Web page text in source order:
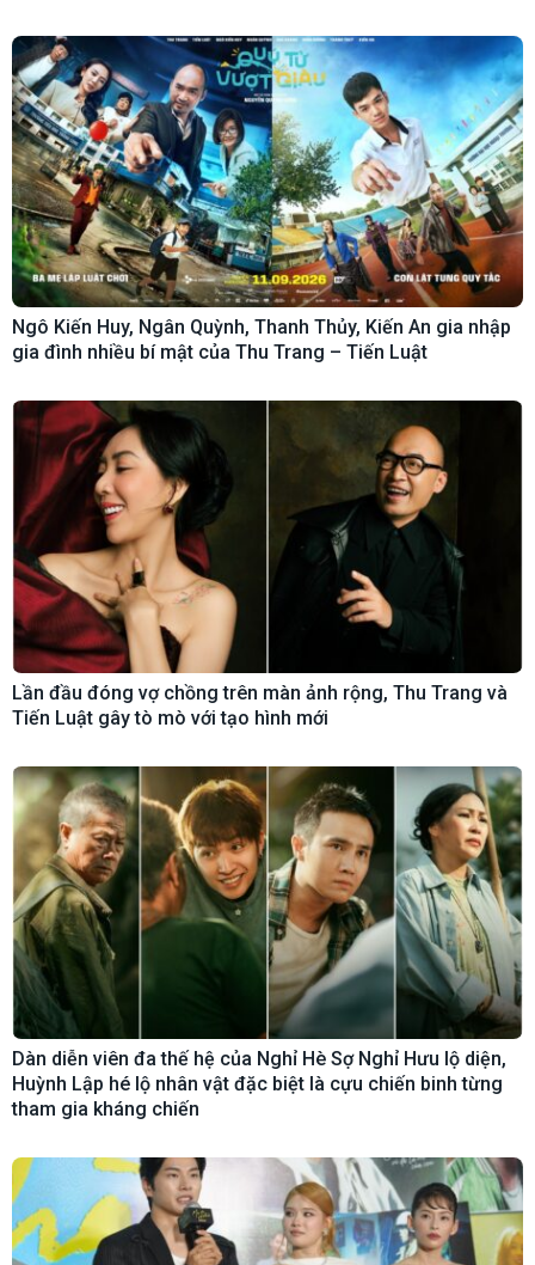
Ngô Kiến Huy, Ngân Quỳnh, Thanh Thủy, Kiến An gia nhập
gia đình nhiều bí mật của Thu Trang – Tiến Luật
Lần đầu đóng vợ chồng trên màn ảnh rộng, Thu Trang và
Tiến Luật gây tò mò với tạo hình mới
Dàn diễn viên đa thế hệ của Nghỉ Hè Sợ Nghỉ Hưu lộ diện,
Huỳnh Lập hé lộ nhân vật đặc biệt là cựu chiến binh từng
tham gia kháng chiến